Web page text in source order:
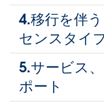
4.移行を伴
センスタイ
5.サービス
ポート